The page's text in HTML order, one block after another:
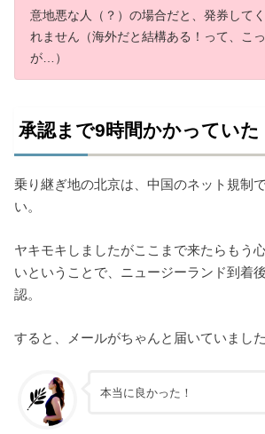
意地悪な人（？）の場合だと、発券して
れません（海外だと結構ある！って、こ
が…）
承認まで9時間かかっていた
乗り継ぎ地の北京は、中国のネット規制
い。
ヤキモキしましたがここまで来たらもう
いということで、ニュージーランド到着
認。
すると、メールがちゃんと届いていました
本当に良かった！